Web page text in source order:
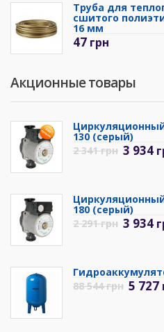
Труба для
сшитого
16 мм
47 грн
Акционные товары
Циркуляционный
130 (серый)
2 341грн 3 934
Циркуляционный
180 (серый)
2 291грн 3 934
88 544грн 5 727